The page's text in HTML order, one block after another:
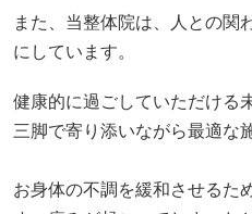
また、当整体院は、人との関
にしています。
健康的に過ごしていただける
三脚で寄り添いながら最適な
お身体の不調を緩和させるた